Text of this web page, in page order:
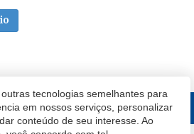
tecnologias semelhantes para
em nossos serviços, personalizar
conteúdo de seu interesse. Ao